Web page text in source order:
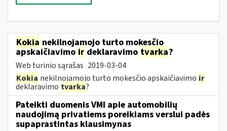
Kokia nekilnojamojo turto mokesčio
apskaičiavimo ir deklaravimo tvarka?
Web turinio sąrašas 2019-03-04
Kokia nekilnojamojo turto mokesčio apskaičiavimo ir
deklaravimo tvarka?
Pateikti duomenis VMI apie automobilių
naudojimą privatiems poreikiams verslui padės
supaprastintas klausimynas